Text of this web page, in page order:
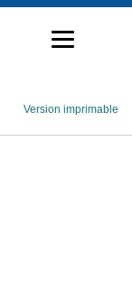
Version imprimable